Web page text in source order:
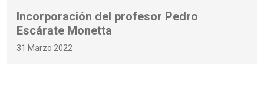
Incorporación del profesor Pedro
Escárate Monetta
31 Marzo 2022